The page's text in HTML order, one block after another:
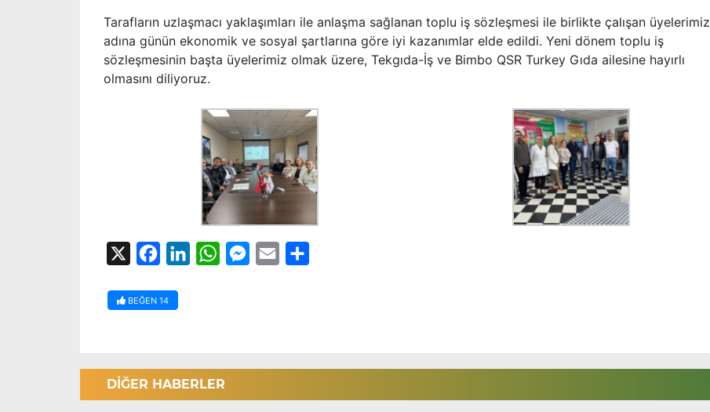
Tarafların uzlaşmacı yaklaşımları ile anlaşma sağlanan toplu iş sözleşmesi ile birlikte çalışan üyelerimiz
adına günün ekonomik ve sosyal şartlarına göre iyi kazanımlar elde edildi. Yeni dönem toplu iş
sözleşmesinin başta üyelerimiz olmak üzere, Tekgıda-İş ve Bimbo QSR Turkey Gıda ailesine hayırlı
olmasını diliyoruz.
FacebookLinkedInWhatsAppMessenger
Email
BEĞEN 14
DİĞER HABERLER